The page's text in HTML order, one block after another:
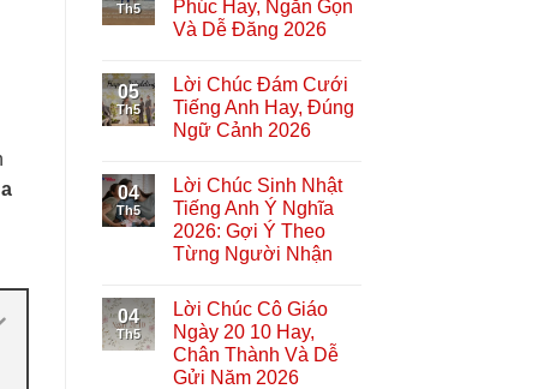
Th5
Phúc Hay, Ngắn Gọn
Và Dễ Đăng 2026
05
Th5
Lời Chúc Đám Cưới
Tiếng Anh Hay, Đúng
Ngữ Cảnh 2026
04
Th5
Lời Chúc Sinh Nhật
Tiếng Anh Ý Nghĩa
2026: Gợi Ý Theo
Từng Người Nhận
04
Th5
Lời Chúc Cô Giáo
Ngày 20 10 Hay,
Chân Thành Và Dễ
Gửi Năm 2026